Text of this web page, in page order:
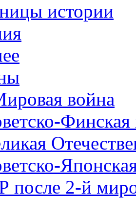
истории
война
после 2-й